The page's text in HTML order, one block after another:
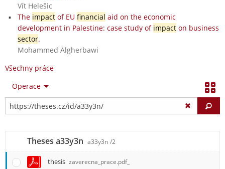
Vít Helešic
The impactof EU financial aid on the economic
development in Palestine: case study of impacton business
sector.
Mohammed Algherbawi
Všechny práce
Operace
Theses a33y3n a33y3n /2
thesis zaverecna_prace.pdf_